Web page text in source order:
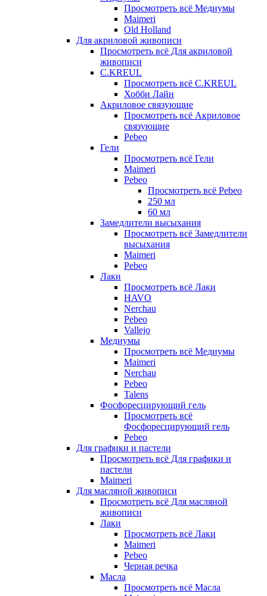
Просмотреть всё Медиумы
Maimeri
Old Holland
Для акриловой живописи
Просмотреть всё Для акриловой
живописи
C.KREUL
Просмотреть всё C.KREUL
Хобби Лайн
Акриловое связующие
Просмотреть всё Акриловое
связующие
Pebeo
Гели
Просмотреть всё Гели
Maimeri
Pebeo
Просмотреть всё Pebeo
250 мл
60 мл
Замедлители высыхания
Просмотреть всё Замедлители
высыхания
Maimeri
Pebeo
Лаки
Просмотреть всё Лаки
HAVO
Nerchau
Pebeo
Vallejo
Медиумы
Просмотреть всё Медиумы
Maimeri
Nerchau
Pebeo
Talens
Фосфоресцирующий гель
Просмотреть всё
Фосфоресцирующий гель
Pebeo
Для графики и пастели
Просмотреть всё Для графики и
пастели
Maimeri
Для масляной живописи
Просмотреть всё Для масляной
живописи
Лаки
Просмотреть всё Лаки
Maimeri
Pebeo
Черная речка
Масла
Просмотреть всё Масла